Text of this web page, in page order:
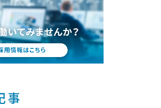
プライベート
メンバー紹介
事